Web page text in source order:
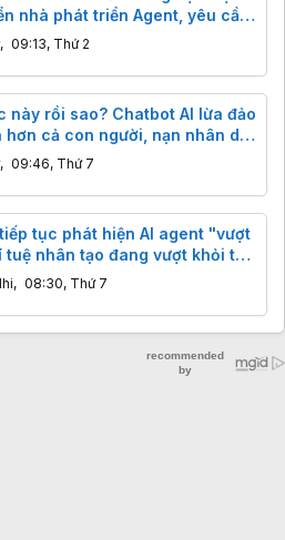
nhà phát triển Agent, yêu cầu
ngặt
, 09:13, Thứ 2
này rồi sao? Chatbot AI lừa đảo
hơn cả con người, nạn nhân dễ
, 09:46, Thứ 7
tục phát hiện AI agent "vượt
nhân tạo đang vượt khỏi tầm
của con người?
, 08:30, Thứ 7